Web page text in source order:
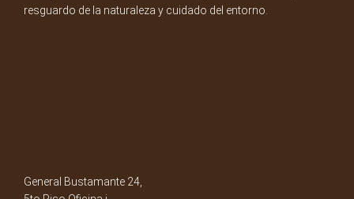
resguardo de la naturaleza y cuidado del entorno.
General Bustamante 24,